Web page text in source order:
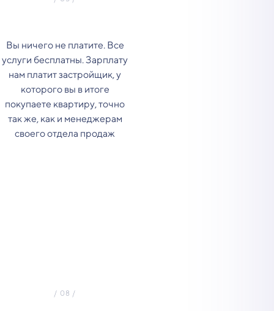
Вы ничего не платите. Все
услуги бесплатны. Зарплату
нам платит застройщик, у
которого вы в итоге
покупаете квартиру, точно
так же, как и менеджерам
своего отдела продаж